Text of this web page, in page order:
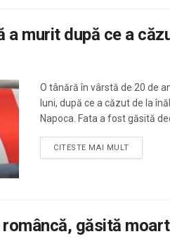
a murit după ce a
O tânără în vârstă de 20 de
luni, după ce a căzut de la
Napoca. Fata a fost găsită
CITESTE MAI MULT
găsită